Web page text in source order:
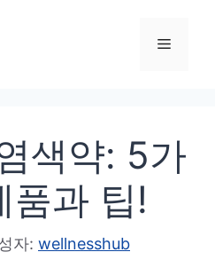
메
색약: 5가
품과 팁!
자: wellnesshub